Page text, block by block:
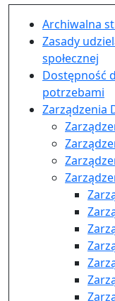
Menu główne
Archiwalna
Zasady
społecznej
Dostępność
potrzebami
Zarządzenia